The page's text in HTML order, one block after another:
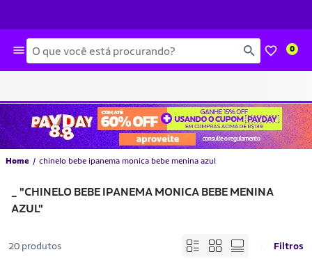
Busca 0
Home chinelo bebe ipanema monica bebe menina azul
"CHINELO BEBE IPANEMA MONICA BEBE MENINA
AZUL"
20 produtos Filtros